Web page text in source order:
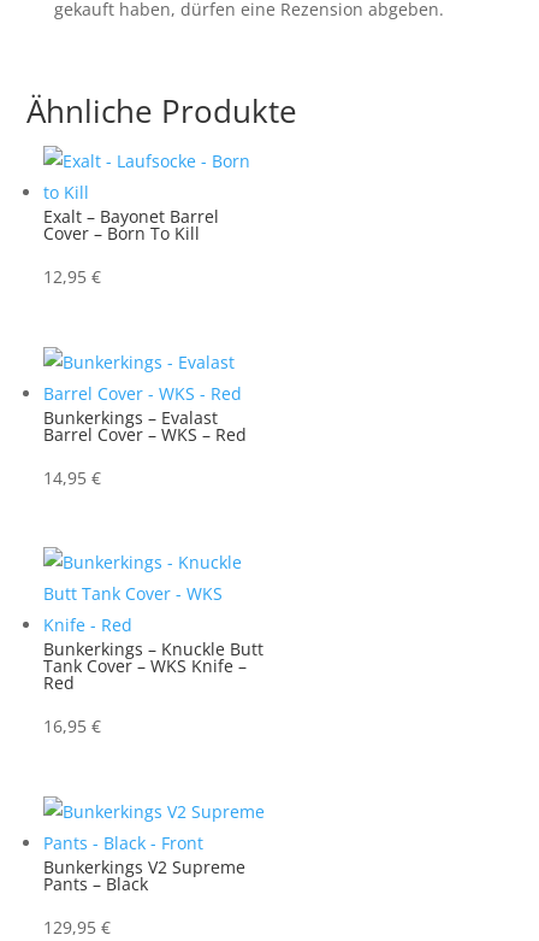
gekauft haben, dürfen eine Rezension abgeben.
Ähnliche Produkte
Exalt – Bayonet Barrel
Cover – Born To Kill
12,95€
Bunkerkings – Evalast
Barrel Cover – WKS – Red
14,95€
Bunkerkings – Knuckle Butt
Tank Cover – WKS Knife –
Red
16,95€
Bunkerkings V2 Supreme
Pants – Black
129,95€